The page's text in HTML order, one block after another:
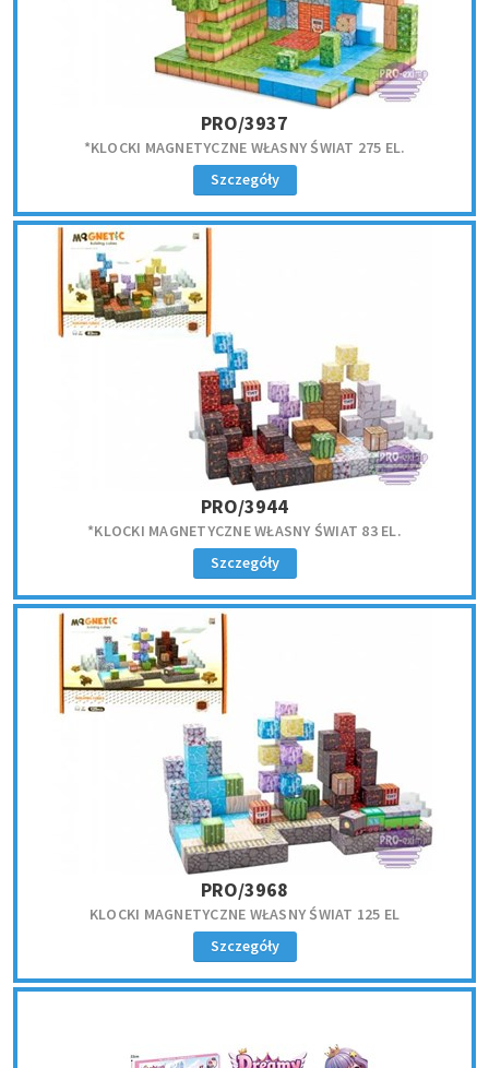
PRO/3937
*KLOCKI MAGNETYCZNE WŁASNY ŚWIAT 275 EL.
Szczegóły
PRO/3944
*KLOCKI MAGNETYCZNE WŁASNY ŚWIAT 83 EL.
Szczegóły
PRO/3968
KLOCKI MAGNETYCZNE WŁASNY ŚWIAT 125 EL
Szczegóły